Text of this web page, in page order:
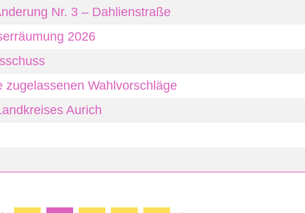
Nr. 3 – Dahlienstraße
2026
zugelassenen Wahlvorschläge
Aurich